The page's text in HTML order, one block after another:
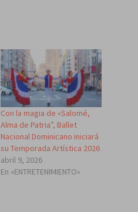
Con la magia de «Salomé,
Alma de Patria”, Ballet
Nacional Dominicano iniciará
su Temporada Artística 2026
abril 9, 2026
En «ENTRETENIMIENTO»